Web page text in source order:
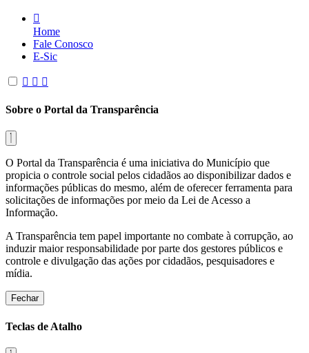
Home
Fale Conosco
E-Sic
Sobre o Portal da Transparência
O Portal da Transparência é uma iniciativa do Município que
propicia o controle social pelos cidadãos ao disponibilizar dados e
informações públicas do mesmo, além de oferecer ferramenta para
solicitações de informações por meio da Lei de Acesso a
Informação.
A Transparência tem papel importante no combate à corrupção, ao
induzir maior responsabilidade por parte dos gestores públicos e
controle e divulgação das ações por cidadãos, pesquisadores e
mídia.
Fechar
Teclas de Atalho